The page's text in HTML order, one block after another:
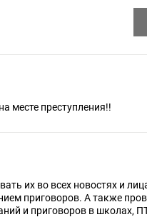
месте преступления!!
их во всех новостях и
приговоров. А также
и приговоров в школах,